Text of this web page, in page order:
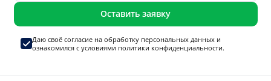
Оставить заявку
Даю своё согласие на обработку персональных данныхи
ознакомился с условиями политики конфиденциальности.